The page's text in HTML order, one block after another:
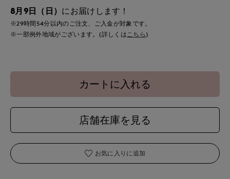
8月9日（日） にお届けします！
※29時間 54分以内のご注文、ご入金が対象です。
※一部例外地域がございます。(詳しくはこちら )
カートに入れる
店舗在庫を見る
お気に入りに追加